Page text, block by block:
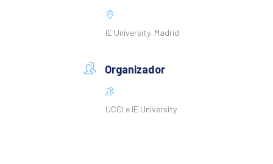
IE University, Madrid
Organizador
UCCI e IE University